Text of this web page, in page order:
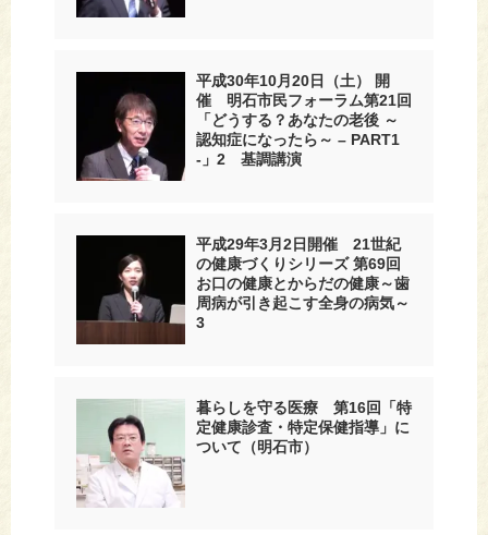
平成30年10月20日（土） 開
催 明石市民フォーラム第21回
「どうする？あなたの老後 ～
認知症になったら～ – PART1
-」2 基調講演
平成29年3月2日開催 21世紀
の健康づくりシリーズ 第69回
お口の健康とからだの健康～歯
周病が引き起こす全身の病気～
3
暮らしを守る医療 第16回「特
定健康診査・特定保健指導」に
ついて（明石市）